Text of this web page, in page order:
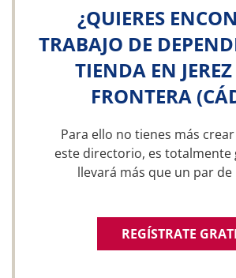
¿QUIERES
TRABAJO DE
TIENDA EN
FRONTERA
Para ello no tienes más
este directorio, es totalmente
llevará más que un par
REGÍSTRATE